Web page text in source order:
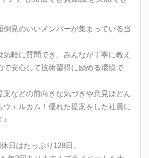
倒見のいいメンバーが集まっている当
気軽に質問でき、みんなが丁寧に教え
で安心して技術習得に励める環境で
案などの前向きな気づきや意見はどん
ウェルカム！優れた提案をした社員に
♪
日はたっぷり128日。